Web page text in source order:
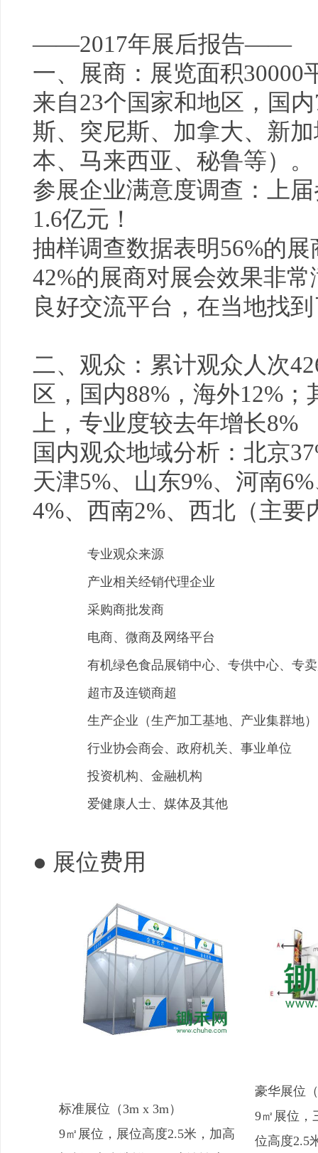
——2017年展后报告——
一、展商：展览面积30000
来自23个国家和地区，国
斯、突尼斯、加拿大、新
本、马来西亚、秘鲁等）。
参展企业满意度调查：上
1.6亿元！
抽样调查数据表明56%的
42%的展商对展会效果非
良好交流平台，在当地找
二、观众：累计观众人次
区，国内88%，海外12%
上，专业度较去年增长8%
国内观众地域分析：北京
天津5%、山东9%、河南
4%、西南2%、西北（主要
专业观众来源
产业相关经销代理企业
采购商批发商
电商、微商及网络平台
有机绿色食品展销中心、专供中心、专
超市及连锁商超
生产企业（生产加工基地、产业集群地）
行业协会商会、政府机关、事业单位
投资机构、金融机构
爱健康 人士、媒体及其他
● 展位费用
标准展位（3m x 3m）
9㎡展位，展位高度2.5米，加高
豪华展位
9㎡展位，
位高度2.5